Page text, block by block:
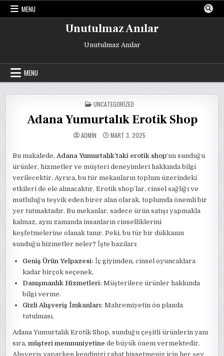
Skip
MENU
Unutulmaz Anılar
Unutulmaz Anılar
MENU
POSTED
IN
UNCATEGORIZED
Adana Yumurtalık Erotik Shop
ADMIN MART 3, 2025
Bu makalede,Adana Yumurtalık’taki erotik shop‘un sunduğu
ürünler, hizmetler ve müşteri deneyimleri hakkında bilgi
verilecektir. Ayrıca, bu tür mekanların toplum üzerindeki
etkileri de ele alınacaktır. Erotik shop’lar, cinsel sağlığı ve
mutluluğu teşvik eden birer alan olarak, toplumda önemli bir
yer tutmaktadır. Bu mekanlar, sadece ürün satışı yapmakla
kalmaz, aynı zamanda insanların cinselliklerini
keşfetmelerine olanak tanır. Peki, bu tür bir dükkanın
sunduğu hizmetler neler? İşte bazıları:
Geniş Ürün Yelpazesi: İç giyimden, cinsel oyuncaklara
kadar birçok seçenek.
Danışmanlık Hizmetleri: Müşterilere ürünler hakkında
bilgi verme.
Gizli Alışveriş İmkanları: Mahremiyetin ön planda
tutulması.
Adana Yumurtalık Erotik Shop, sunduğu çeşitli ürünlerin yanı
sıra,müşteri memnuniyetine de büyük önem vermektedir.
Alışveriş yaparken kendinizi rahat hissetmeniz için her şey